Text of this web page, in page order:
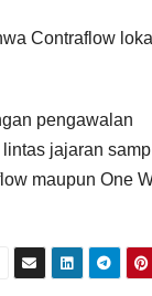
Contraflow
pengawalan
jajaran
maupun One